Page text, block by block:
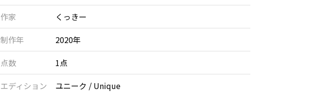
作家
くっきー
制作年
2020年
点数
1点
エディション
ユニーク / Unique